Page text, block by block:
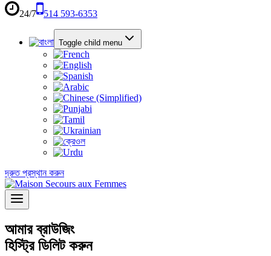
24/7 514 593-6353
Toggle child menu
দ্রুত প্রস্থান করুন
আমার ব্রাউজিং
হিস্ট্রি ডিলিট করুন